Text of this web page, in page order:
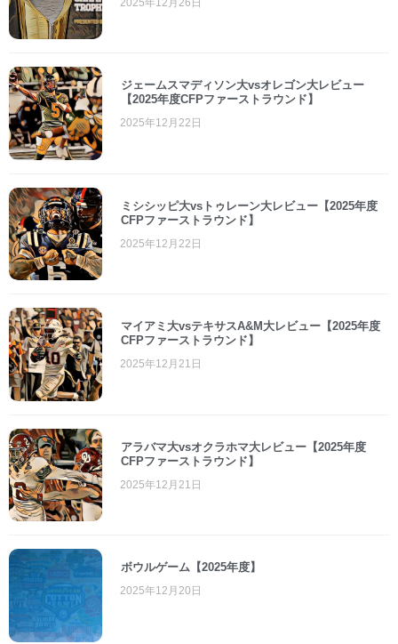
ジェームスマディソン大vsオレゴン大レビュー
【2025年度CFPファーストラウンド】
2025年12月22日
ミシシッピ大vsトゥレーン大レビュー【2025年度
CFPファーストラウンド】
2025年12月22日
マイアミ大vsテキサスA&M大レビュー【2025年度
CFPファーストラウンド】
2025年12月21日
アラバマ大vsオクラホマ大レビュー【2025年度
CFPファーストラウンド】
2025年12月21日
ボウルゲーム【2025年度】
2025年12月20日